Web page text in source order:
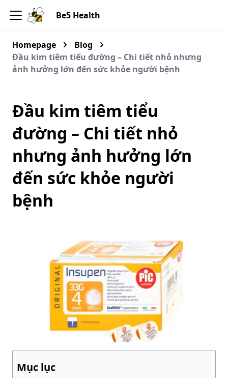
Be5 Health
Homepage
Blog
Đầu kim tiêm tiểu đường – Chi tiết nhỏ nhưng
ảnh hưởng lớn đến sức khỏe người bệnh
Đầu kim tiêm tiểu
đường – Chi tiết nhỏ
nhưng ảnh hưởng lớn
đến sức khỏe người
bệnh
Mục lục